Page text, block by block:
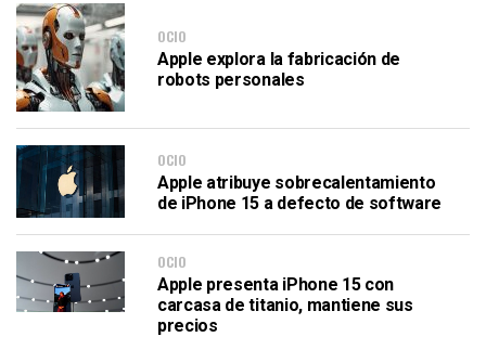
OCIO
Apple explora la fabricación de
robots personales
OCIO
Apple atribuye sobrecalentamiento
de iPhone 15 a defecto de software
OCIO
Apple presenta iPhone 15 con
carcasa de titanio, mantiene sus
precios